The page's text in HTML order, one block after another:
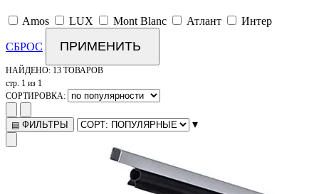
Amos LUX Mont Blanc Атлант Интер
СБРОС ПРИМЕНИТЬ
НАЙДЕНО: 13 ТОВАРОВ
стр. 1 из 1
СОРТИРОВКА:
▤ ФИЛЬТРЫ ▾